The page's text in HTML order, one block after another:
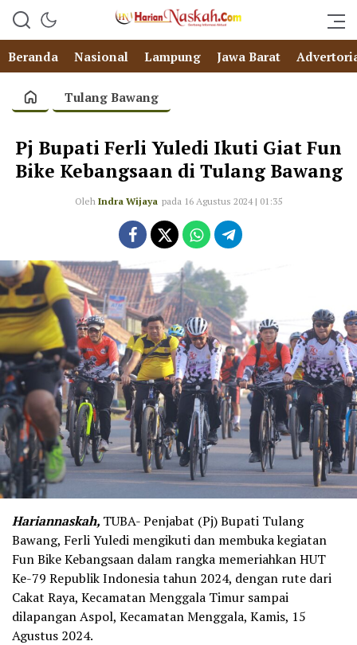
Beranda Nasional Lampung Jawa Barat
Tulang Bawang
Pj Bupati Ferli Yuledi Ikuti Giat Fun
Bike Kebangsaan di Tulang Bawang
Oleh Indra Wijaya pada 16 Agustus 2024 | 01:35
Hariannaskah, TUBA- Penjabat (Pj) Bupati Tulang
Bawang, Ferli Yuledi mengikuti dan membuka kegiatan
Fun Bike Kebangsaan dalam rangka memeriahkan HUT
Ke-79 Republik Indonesia tahun 2024, dengan rute dari
Cakat Raya, Kecamatan Menggala Timur sampai
dilapangan Aspol, Kecamatan Menggala, Kamis, 15
Agustus 2024.